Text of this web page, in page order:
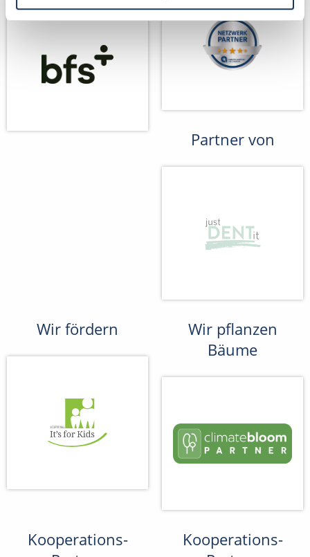
Partner von
Wir fördern
Wir pflanzen
Bäume
Kooperations-
Kooperations-